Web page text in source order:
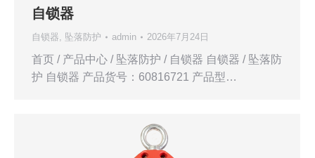
自锁器
自锁器, 坠落防护 admin 2026年7月24日
首页 / 产品中心 / 坠落防护 / 自锁器 自锁器 / 坠落防
护 自锁器 产品货号：60816721 产品型…